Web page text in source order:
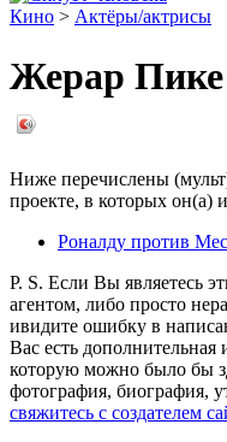
Кино > Актёры/актрисы
Жерар
Ниже перечислены
проекте, в которых он(а)
Роналду против
P. S. Если Вы являетесь
агентом, либо просто
ивидите ошибку в
Вас есть
которую можно было бы
фотография, биография,
свяжитесь с создателем